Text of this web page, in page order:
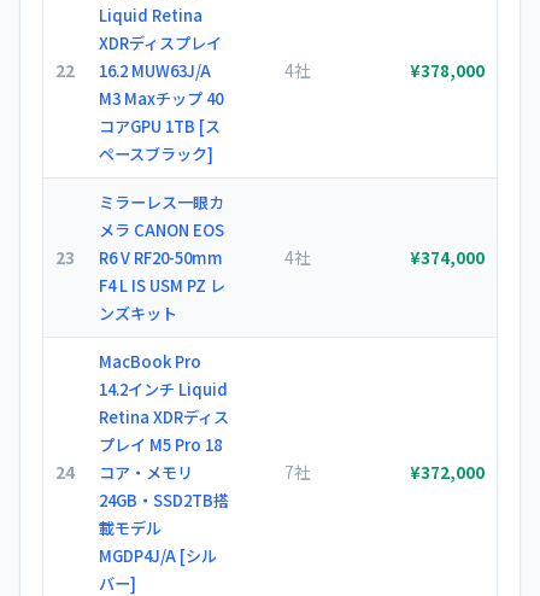
22
Liquid Retina
XDRディスプレイ
16.2 MUW63J/A
M3 Maxチップ 40
コアGPU 1TB [ス
ペースブラック]
4社 ¥378,000
23
ミラーレス一眼カ
メラ CANON EOS
R6 V RF20-50mm
F4 L IS USM PZ レ
ンズキット
4社 ¥374,000
24
MacBook Pro
14.2インチ Liquid
Retina XDRディス
プレイ M5 Pro 18
コア・メモリ
24GB・SSD2TB搭
載モデル
MGDP4J/A [シル
バー]
7社 ¥372,000